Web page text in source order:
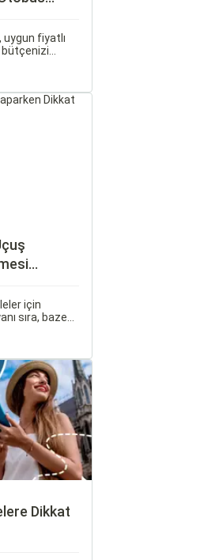
uygun fiyatlı
bütçenizi
bir seyahat
için
sıra, bazen
Dikkat